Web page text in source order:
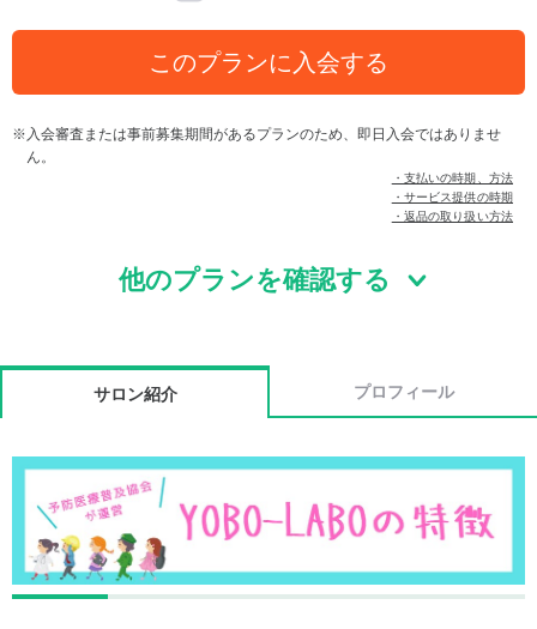
このプランに入会する
入会審査または事前募集期間があるプランのため、即日入会ではありませ
ん。
・支払いの時期、方法
・サービス提供の時期
・返品の取り扱い方法
他のプランを確認する
サロン紹介 プロフィール